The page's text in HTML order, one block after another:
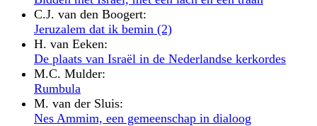
C.J. van den Boogert:
Jeruzalem dat ik bemin (2)
H. van Eeken:
De plaats van Israël in de Nederlandse kerkordes
M.C. Mulder:
Rumbula
M. van der Sluis:
Nes Ammim, een gemeenschap in dialoog